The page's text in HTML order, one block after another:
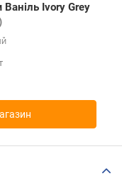
Ivory Grey